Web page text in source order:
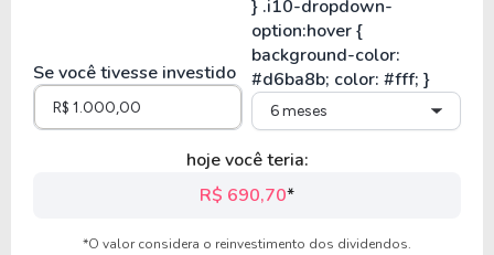
Se você tivesse investido
6 meses
hoje você teria:
R$ 690,70*
*O valor considera o reinvestimento dos dividendos.